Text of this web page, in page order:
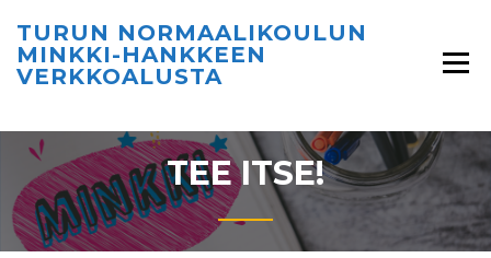
TURUN NORMAALIKOULUN
MINKKI-HANKKEEN
VERKKOALUSTA
TEE ITSE!